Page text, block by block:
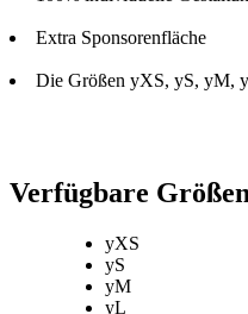
Extra Sponsorenfläche
Die Größen yXS, yS, yM,
Verfügbare
yXS
yS
yM
yL